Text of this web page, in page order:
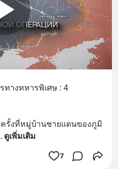
างทหารพิเศษ : 4
ครั้งที่หมู่บ้านชายแดนของภูมิ
ดูเพิ่มเติม
7